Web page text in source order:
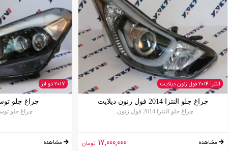
النترا 2014 فول زنون دیلایت
چراغ جلو النترا 2014 فول زنون دیلایت
چراغ جلو النترا 2014 فول زنون...
مشاهده 17,000,000 تومان
2017 دو لنز
چراغ جلو توسان 2017
چراغ جلو توسان 2017
مشاهده